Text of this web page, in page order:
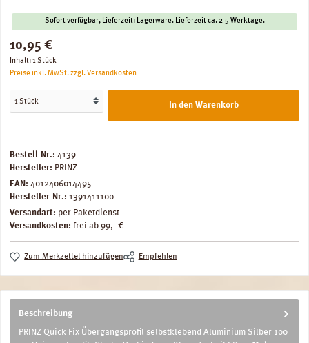
Sofort verfügbar, Lieferzeit: Lagerware. Lieferzeit ca. 2-5 Werktage.
Regulärer Preis:
10,95 €
Inhalt:1 Stück
Preise inkl. MwSt. zzgl. Versandkosten
In den Warenkorb
Bestell-Nr.: 4139
Hersteller: PRINZ
EAN: 4012406014495
Hersteller-Nr.: 1391411100
Versandart: per Paketdienst
Versandkosten: frei ab 99,- €
Zum Merkzettel hinzufügen Empfehlen
Beschreibung
PRINZ Quick Fix Übergangsprofil selbstklebend Aluminium Silber 100